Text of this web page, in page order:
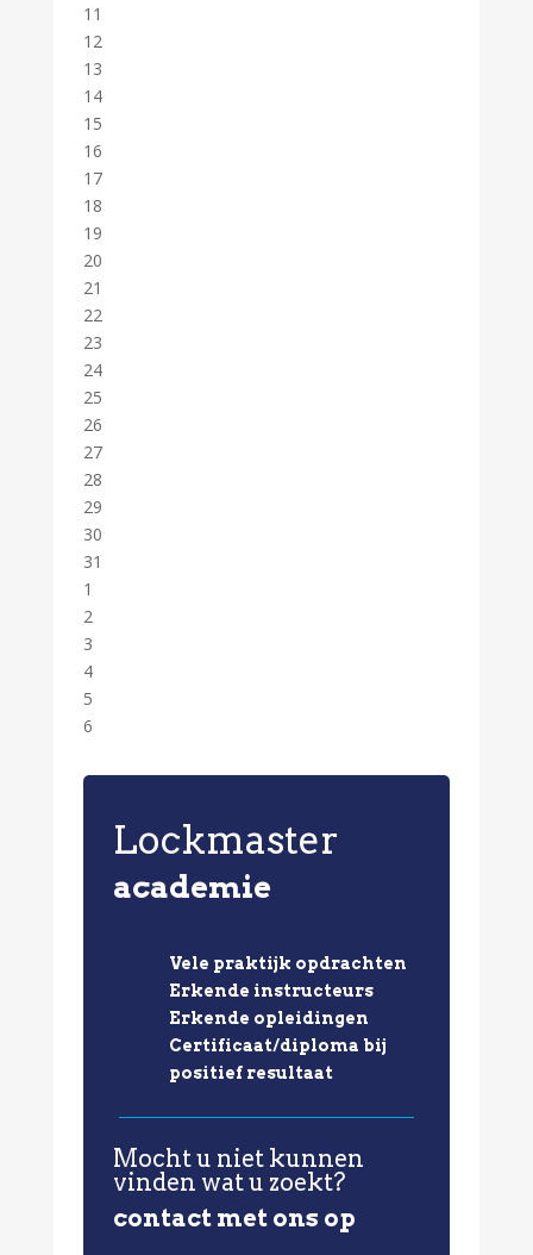
11
12
13
14
15
16
17
18
19
20
21
22
23
24
25
26
27
28
29
30
31
1
2
3
4
5
6
Lockmaster
academie
Vele praktijk opdrachten
Erkende instructeurs
Erkende opleidingen
Certificaat/diploma bij
positief resultaat
Mocht u niet kunnen
vinden wat u zoekt?
contact met ons op